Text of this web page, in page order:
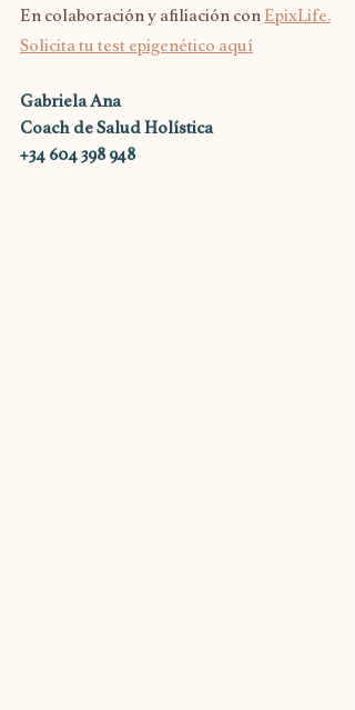
En colaboración y afiliación con EpixLife.
Solicita tu test epigenético aquí
Gabriela Ana
Coach de Salud Holística
+34 604 398 948